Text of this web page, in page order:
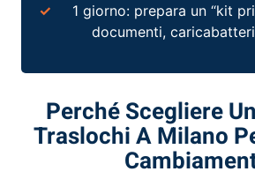
1 giorno: prepara un “kit
documenti,
Perché Scegliere
Traslochi A Milano